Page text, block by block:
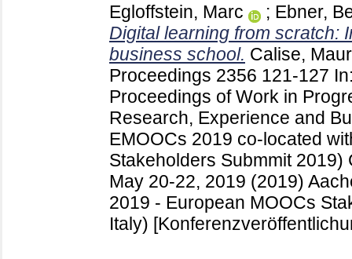
Egloffstein, Marc ; Ebner,
Digital learning from scratch:
business school. Calise,
Proceedings 2356 121-127
Proceedings of Work in
Research, Experience and
EMOOCs 2019 co-located
Stakeholders Submmit 2019)
May 20-22, 2019 (2019)
2019 - European MOOCs
Italy)